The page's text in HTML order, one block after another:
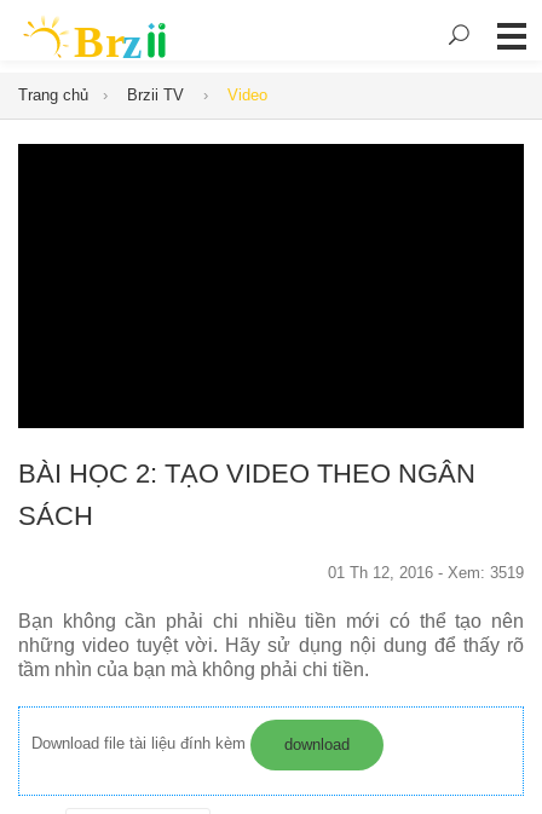
Trang chủ Brzii TV Video
BÀI HỌC 2: TẠO VIDEO THEO NGÂN
SÁCH
01 Th 12, 2016 - Xem: 3519
Bạn không cần phải chi nhiều tiền mới có thể tạo nên
những video tuyệt vời. Hãy sử dụng nội dung để thấy rõ
tầm nhìn của bạn mà không phải chi tiền.
Download file tài liệu đính kèm download